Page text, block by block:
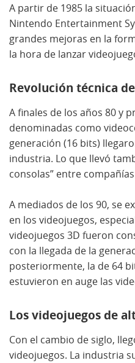
A partir de 1985 la
Nintendo Entertainment
grandes mejoras en la
la hora de lanzar
Revolución técnica
A finales de los años 80 y
denominadas como
generación (16 bits)
industria. Lo que llevó
consolas” entre
A mediados de los 90, se
en los videojuegos,
videojuegos 3D fueron
con la llegada de la
posteriormente, la de 64
estuvieron en auge las
Los videojuegos de
Con el cambio de siglo,
videojuegos. La industria